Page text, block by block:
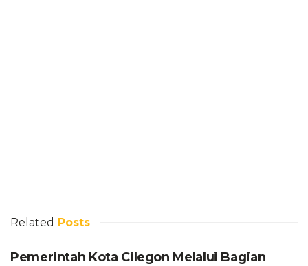
Related Posts
Pemerintah Kota Cilegon Melalui Bagian